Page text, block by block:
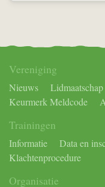
Vereniging
Nieuws Lidmaatschap
Keurmerk Meldcode
Trainingen
Informatie Data en
Klachtenprocedure
Organisatie